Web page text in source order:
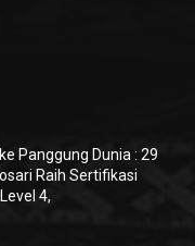
Panggung Dunia : 29
Raih Sertifikasi
4,